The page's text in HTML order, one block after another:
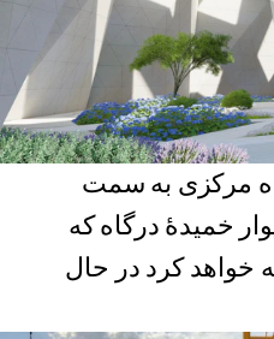
مرکزی به سمت
خمیدهٔ درگاه که
خواهد کرد در حال